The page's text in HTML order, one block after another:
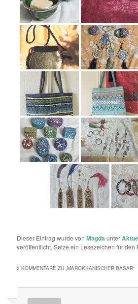
Dieser Eintrag wurde vonMagdaunter
veröffentlicht. Setze ein Lesezeichen für den
2 KOMMENTARE ZU „MAROKKANISCHER BASAR“